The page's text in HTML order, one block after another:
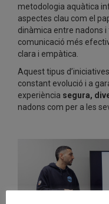
metodologia aquàtica
aspectes clau com el
dinàmica entre nadons i
comunicació més
clara i empàtica.
Aquest tipus
constant evolució i a
experiència segura,
nadons com per a les